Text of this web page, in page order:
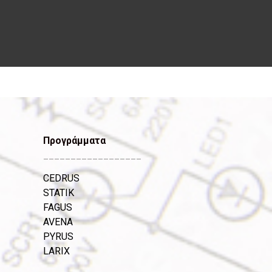
Προγράμματα
__________________
CEDRUS
STATIK
FAGUS
AVENA
PYRUS
LARIX